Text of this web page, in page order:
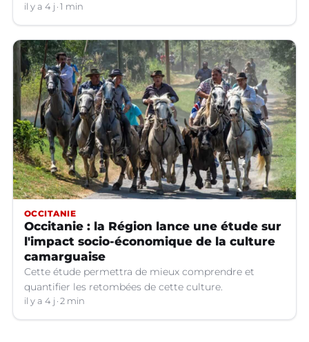
il y a 4 j 1 min
OCCITANIE
Occitanie : la Région lance une étude sur
l'impact socio-économique de la culture
camarguaise
Cette étude permettra de mieux comprendre et
quantifier les retombées de cette culture.
il y a 4 j 2 min